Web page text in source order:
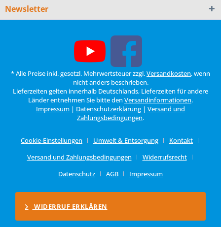
Newsletter
* Alle Preise inkl. gesetzl. Mehrwertsteuer zzgl.Versandkosten, wenn
nicht anders beschrieben.
Lieferzeiten gelten innerhalb Deutschlands, Lieferzeiten für andere
Länder entnehmen Sie bitte den Versandinformationen.
Impressum | Datenschutzerklärung | Versand und
Zahlungsbedingungen.
Cookie-Einstellungen Umwelt & Entsorgung
Kontakt
Versand und Zahlungsbedingungen
Widerrufsrecht
Datenschutz
AGB Impressum
WIDERRUF ERKLÄREN